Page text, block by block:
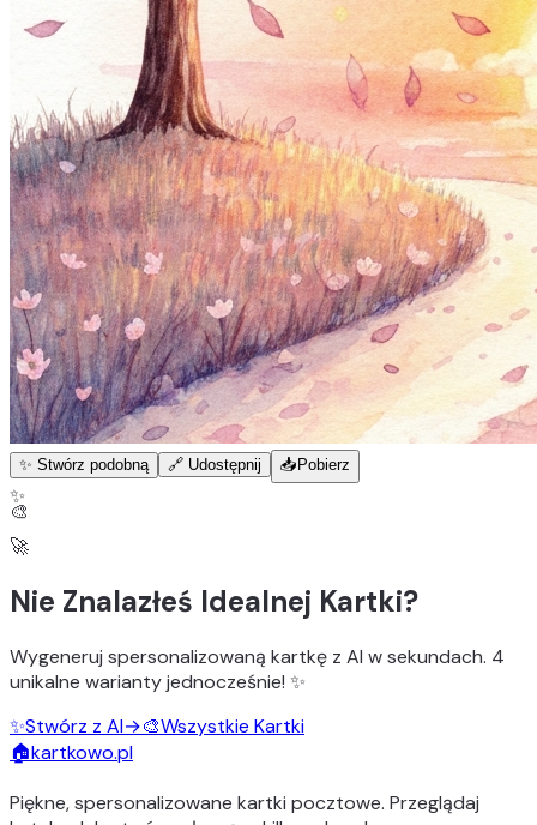
✨ Stwórz podobną 🔗 Udostępnij 📥 Pobierz
✨
🎨
🚀
Nie Znalazłeś Idealnej Kartki?
Wygeneruj spersonalizowaną kartkę z AI w sekundach. 4
unikalne wariantyjednocześnie! ✨
✨Stwórz z AI→🎨Wszystkie Kartki
🏠kartkowo.pl
Piękne, spersonalizowane kartki pocztowe. Przeglądaj